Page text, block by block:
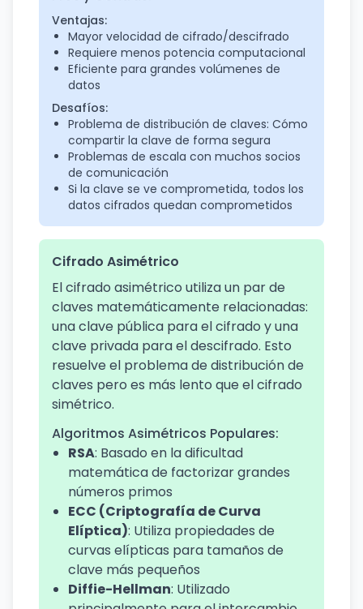
Ventajas:
Mayor velocidad de cifrado/descifrado
Requiere menos potencia computacional
Eficiente para grandes volúmenes de
datos
Desafíos:
Problema de distribución de claves: Cómo
compartir la clave de forma segura
Problemas de escala con muchos socios
de comunicación
Si la clave se ve comprometida, todos los
datos cifrados quedan comprometidos
Cifrado Asimétrico
El cifrado asimétrico utiliza un par de
claves matemáticamente relacionadas:
una clave pública para el cifrado y una
clave privada para el descifrado. Esto
resuelve el problema de distribución de
claves pero es más lento que el cifrado
simétrico.
Algoritmos Asimétricos Populares:
RSA: Basado en la dificultad
matemática de factorizar grandes
números primos
ECC (Criptografía de Curva
Elíptica): Utiliza propiedades de
curvas elípticas para tamaños de
clave más pequeños
Diffie-Hellman: Utilizado